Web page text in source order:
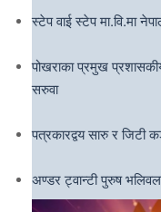
स्टेप वाई स्टेप मा.वि.मा
पोखराका प्रमुख
सरुवा
पत्रकारद्वय सारु र जिटी
अण्डर ट्वान्टी पुरुष